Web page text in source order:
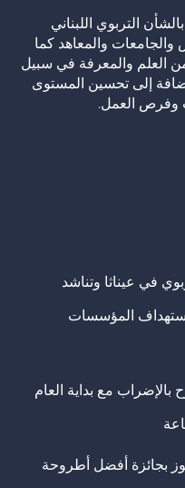
التربوي اللبناني
والجامعات والمعاهد كما
العلم والمعرفة في سبيل
إلى تحسين المستوى
وفرص العمل.
في عيناثا وتناشد
المؤسسات
بالإضراب مع بداية العام
بجائزة أفضل أطروحة